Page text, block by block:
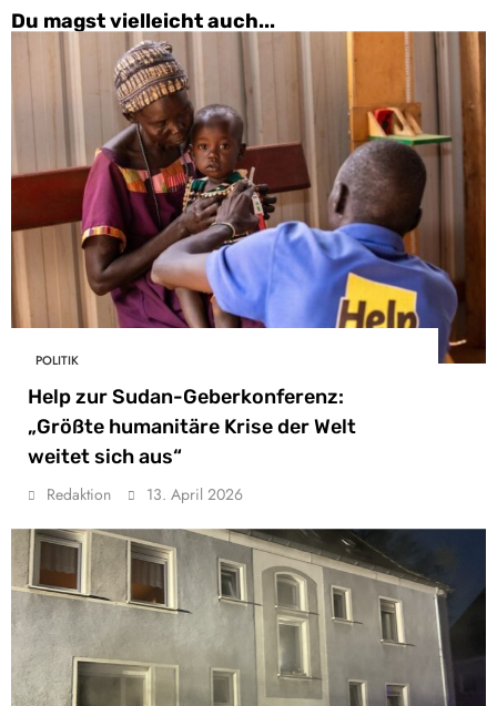
Du magst vielleicht auch...
POLITIK
Help zur Sudan-Geberkonferenz:
„Größte humanitäre Krise der Welt
weitet sich aus“
Redaktion 13. April 2026